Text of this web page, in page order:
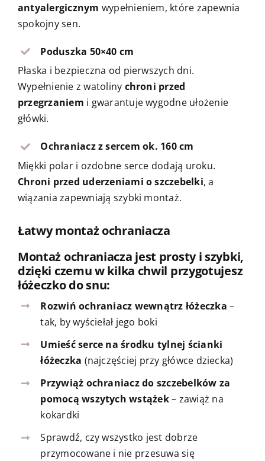
antyalergicznym wypełnieniem, które zapewnia
spokojny sen.
Poduszka 50×40 cm
Płaska i bezpieczna od pierwszych dni.
Wypełnienie z watoliny chroni przed
przegrzaniem i gwarantuje wygodne ułożenie
główki.
Ochraniacz z sercem ok. 160 cm
Miękki polar i ozdobne serce dodają uroku.
Chroni przed uderzeniami o szczebelki, a
wiązania zapewniają szybki montaż.
Łatwy montaż ochraniacza
Montaż ochraniacza jest prosty i szybki,
dzięki czemu w kilka chwil przygotujesz
łóżeczko do snu:
Rozwiń ochraniacz wewnątrz łóżeczka –
tak, by wyściełał jego boki
Umieść serce na środku tylnej ścianki
łóżeczka (najczęściej przy główce dziecka)
Przywiąż ochraniacz do szczebelków za
pomocą wszytych wstążek– zawiąż na
kokardki
Sprawdź, czy wszystko jest dobrze
przymocowane i nie przesuwa się